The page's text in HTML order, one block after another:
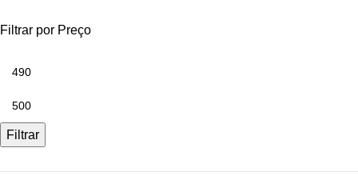
Filtrar por Preço
Filtrar